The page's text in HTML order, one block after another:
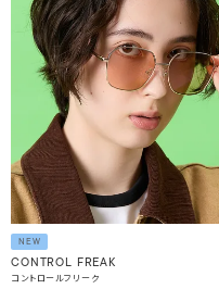
NEW
CONTROL FREAK
コントロールフリーク